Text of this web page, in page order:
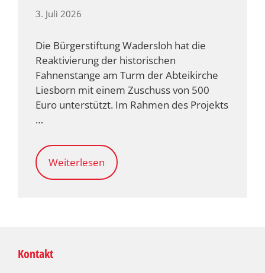
3. Juli 2026
Die Bürgerstiftung Wadersloh hat die
Reaktivierung der historischen
Fahnenstange am Turm der Abteikirche
Liesborn mit einem Zuschuss von 500
Euro unterstützt. Im Rahmen des Projekts
…
Weiterlesen
Kontakt